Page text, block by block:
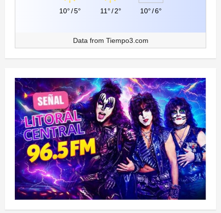
10°/5° 11°/ 2° 10°/6°
Data from Tiempo3.com